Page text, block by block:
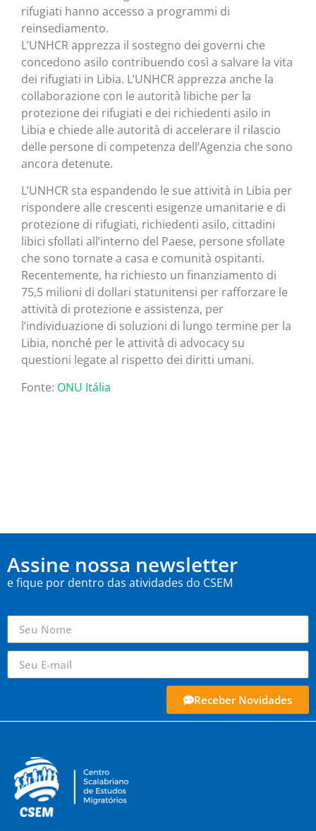
rifugiati hanno accesso a programmi di
reinsediamento.
L’UNHCR apprezza il sostegno dei governi che
concedono asilo contribuendo così a salvare la vita
dei rifugiati in Libia. L’UNHCR apprezza anche la
collaborazione con le autorità libiche per la
protezione dei rifugiati e dei richiedenti asilo in
Libia e chiede alle autorità di accelerare il rilascio
delle persone di competenza dell’Agenzia che sono
ancora detenute.
L’UNHCR sta espandendo le sue attività in Libia per
rispondere alle crescenti esigenze umanitarie e di
protezione di rifugiati, richiedenti asilo, cittadini
libici sfollati all’interno del Paese, persone sfollate
che sono tornate a casa e comunità ospitanti.
Recentemente, ha richiesto un finanziamento di
75,5 milioni di dollari statunitensi per rafforzare le
attività di protezione e assistenza, per
l’individuazione di soluzioni di lungo termine per la
Libia, nonché per le attività di advocacy su
questioni legate al rispetto dei diritti umani.
Fonte: ONU Itália
Assine nossa newsletter
e fique por dentro das atividades do CSEM
Receber Novidades